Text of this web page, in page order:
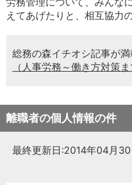
えてあげたりと、相互協力
総務の森イチオシ記事が満
（人事労務～働き方対策ま
離職者の個人情報の件
最終更新日:2014年04月